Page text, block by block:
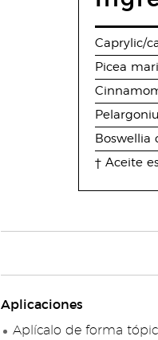
Caprylic/
Picea
Boswellia
† Aceite
Aplicaciones
Aplícalo de forma